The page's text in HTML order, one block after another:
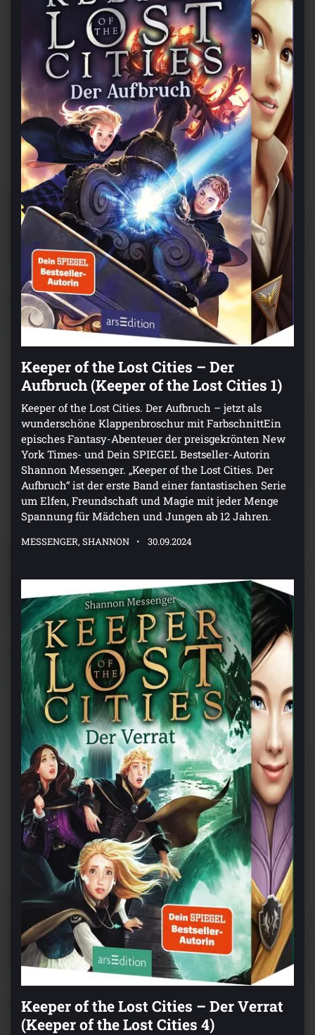
Keeper of the Lost Cities – Der
Aufbruch (Keeper of the Lost Cities 1)
Keeper of the Lost Cities. Der Aufbruch – jetzt als
wunderschöne Klappenbroschur mit FarbschnittEin
episches Fantasy-Abenteuer der preisgekrönten New
York Times- und Dein SPIEGEL Bestseller-Autorin
Shannon Messenger. „Keeper of the Lost Cities. Der
Aufbruch“ ist der erste Band einer fantastischen Serie
um Elfen, Freundschaft und Magie mit jeder Menge
Spannung für Mädchen und Jungen ab 12 Jahren.
MESSENGER, SHANNON 30.09.2024
Keeper of the Lost Cities – Der Verrat
(Keeper of the Lost Cities 4)